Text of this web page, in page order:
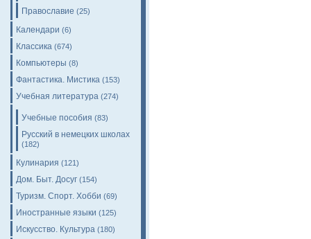
Православие (25)
Календари (6)
Классика (674)
Компьютеры (8)
Фантастика. Мистика (153)
Учебная литература (274)
Учебные пособия (83)
Русский в немецких школах
(182)
Кулинария (121)
Дом. Быт. Досуг (154)
Туризм. Спорт. Хобби (69)
Иностранные языки (125)
Искусство. Культура (180)